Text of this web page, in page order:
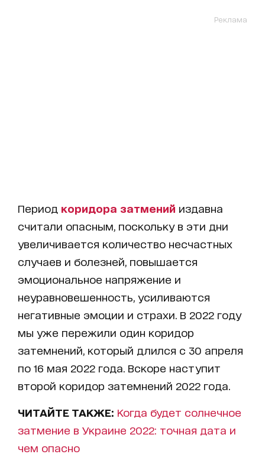
Реклама
Период коридора затмений издавна
считали опасным, поскольку в эти дни
увеличивается количество несчастных
случаев и болезней, повышается
эмоциональное напряжение и
неуравновешенность, усиливаются
негативные эмоции и страхи. В 2022 году
мы уже пережили один коридор
затемнений, который длился с 30 апреля
по 16 мая 2022 года. Вскоре наступит
второй коридор затемнений 2022 года.
ЧИТАЙТЕ ТАКЖЕ: Когда будет солнечное
затмение в Украине 2022: точная дата и
чем опасно